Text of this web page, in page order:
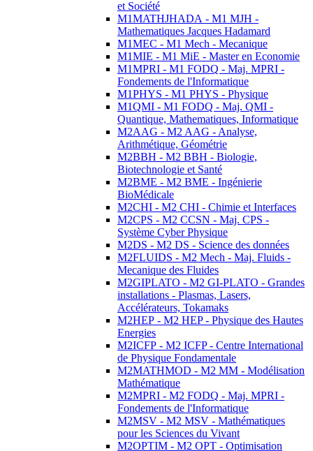
et Société
M1MATHJHADA - M1 MJH -
Mathematiques Jacques Hadamard
M1MEC - M1 Mech - Mecanique
M1MIE - M1 MiE - Master en Economie
M1MPRI - M1 FODQ - Maj. MPRI -
Fondements de l'Informatique
M1PHYS - M1 PHYS - Physique
M1QMI - M1 FODQ - Maj. QMI -
Quantique, Mathematiques, Informatique
M2AAG - M2 AAG - Analyse,
Arithmétique, Géométrie
M2BBH - M2 BBH - Biologie,
Biotechnologie et Santé
M2BME - M2 BME - Ingénierie
BioMédicale
M2CHI - M2 CHI - Chimie et Interfaces
M2CPS - M2 CCSN - Maj. CPS -
Système Cyber Physique
M2DS - M2 DS - Science des données
M2FLUIDS - M2 Mech - Maj. Fluids -
Mecanique des Fluides
M2GIPLATO - M2 GI-PLATO - Grandes
installations - Plasmas, Lasers,
Accélérateurs, Tokamaks
M2HEP - M2 HEP - Physique des Hautes
Energies
M2ICFP - M2 ICFP - Centre International
de Physique Fondamentale
M2MATHMOD - M2 MM - Modélisation
Mathématique
M2MPRI - M2 FODQ - Maj. MPRI -
Fondements de l'Informatique
M2MSV - M2 MSV - Mathématiques
pour les Sciences du Vivant
M2OPTIM - M2 OPT - Optimisation